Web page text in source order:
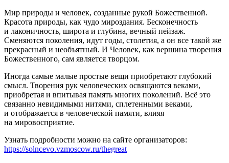
Мир природы и человек, созданные рукой Божественной.
Красота природы, как чудо мироздания. Бесконечность
и лаконичность, широта и глубина, вечный пейзаж.
Сменяются поколения, идут годы, столетия, а он все такой же
прекрасный и необъятный. И Человек, как вершина творения
Божественного, сам является творцом.
Иногда самые малые простые вещи приобретают глубокий
смысл. Творения рук человеческих освящаются веками,
приобретая и впитывая память многих поколений. Всё это
связанно невидимыми нитями, сплетенными веками,
и отображается в человеческой памяти, влияя
на мировосприятие.
Узнать подробности можно на сайте организаторов:
https://solncevo.vzmoscow.ru/thegreat